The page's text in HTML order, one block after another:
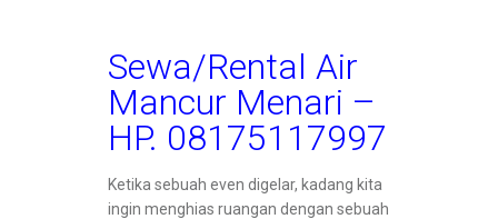
Sewa/Rental Air
Mancur Menari –
HP. 08175117997
Ketika sebuah even digelar, kadang kita
ingin menghias ruangan dengan sebuah